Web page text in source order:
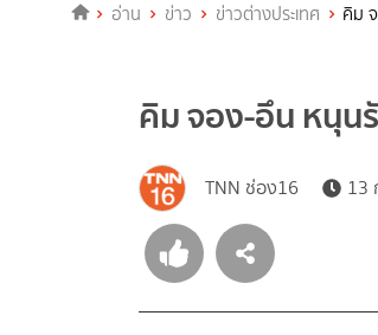
อ่าน ข่าว ข่าวต่างประเทศ คิม
คิม จอง-อึน หนุน
TNN ช่อง16 13